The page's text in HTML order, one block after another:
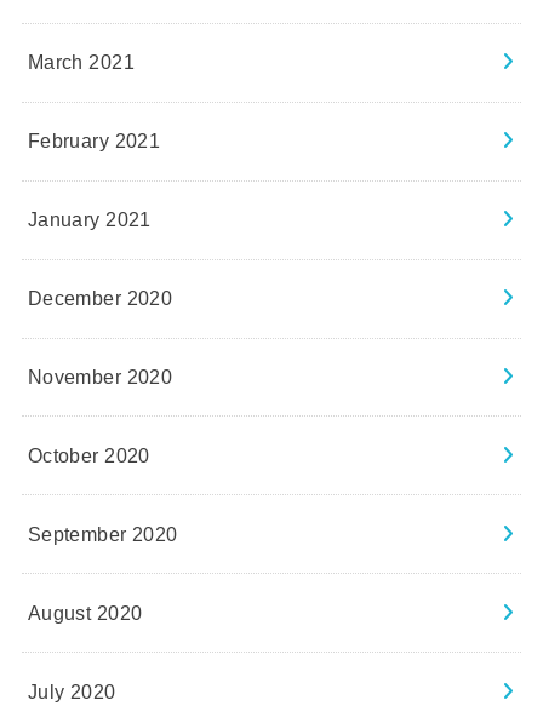
March 2021
February 2021
January 2021
December 2020
November 2020
October 2020
September 2020
August 2020
July 2020